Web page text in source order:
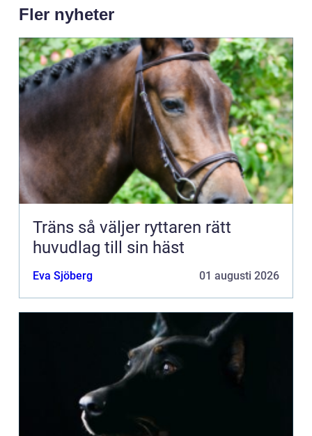
Fler nyheter
Träns så väljer ryttaren rätt
huvudlag till sin häst
Eva Sjöberg 01 augusti 2026